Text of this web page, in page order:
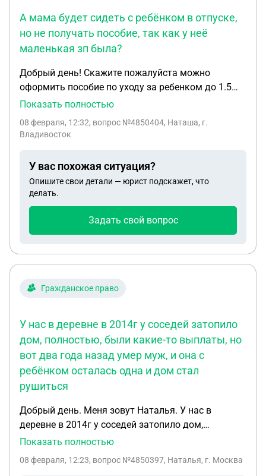
алиментов платит ежемесячно 10.000тр,смех
А мама будет сидеть с ребёнком в отпуске,
но не получать пособие, так как у неё
маленькая зп была?
Добрый день! Скажите пожалуйста можно
оформить пособие по уходу за ребенком до 1.5
лет на дедушку, но он будет работать. А мама
получать пособие, так как у неё маленькая зп
Показать полностью
08 февраля, 12:32, вопрос №4850404, Наташа, г.
Владивосток
У вас похожая ситуация?
Опишите свои детали — юрист подскажет, что
делать.
Задать свой вопрос
Гражданское право
У нас в деревне в 2014г у соседей затопило
дом, полностью, были какие-то выплаты, но
вот два года назад умер муж, и она с
ребёнком осталась одна и дом стал
рушиться
Добрый день. Меня зовут Наталья. У нас в
деревне в 2014г у соседей затопило дом,
полностью, были какие-то выплаты, но вот два
одна и дом стал рушиться. Подскажите образец
Показать полностью
08 февраля, 12:23, вопрос №4850397, Наталья, г. Москва